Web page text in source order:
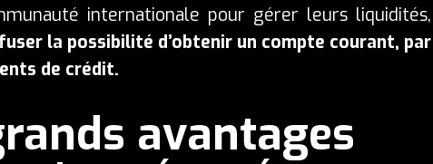
internationale pour gérer leurs liquidités,
la possibilité d’obtenir un compte courant, par
de crédit.
avantages